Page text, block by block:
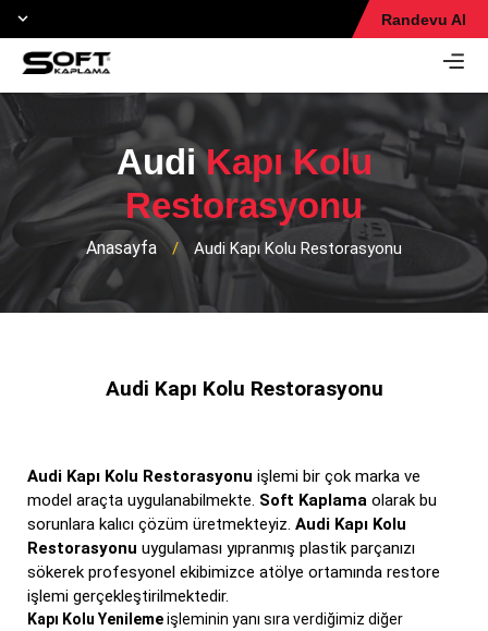
Randevu Al
AudiKapı Kolu
Restorasyonu
Anasayfa / Audi Kapı Kolu Restorasyonu
Audi Kapı Kolu Restorasyonu
Audi Kapı Kolu Restorasyonu işlemi bir çok marka ve
model araçta uygulanabilmekte. Soft Kaplama olarak bu
sorunlara kalıcı çözüm üretmekteyiz. Audi Kapı Kolu
Restorasyonu uygulaması yıpranmış plastik parçanızı
sökerek profesyonel ekibimizce atölye ortamında restore
işlemi gerçekleştirilmektedir.
Kapı Kolu Yenilemeişleminin yanı sıra verdiğimiz diğer